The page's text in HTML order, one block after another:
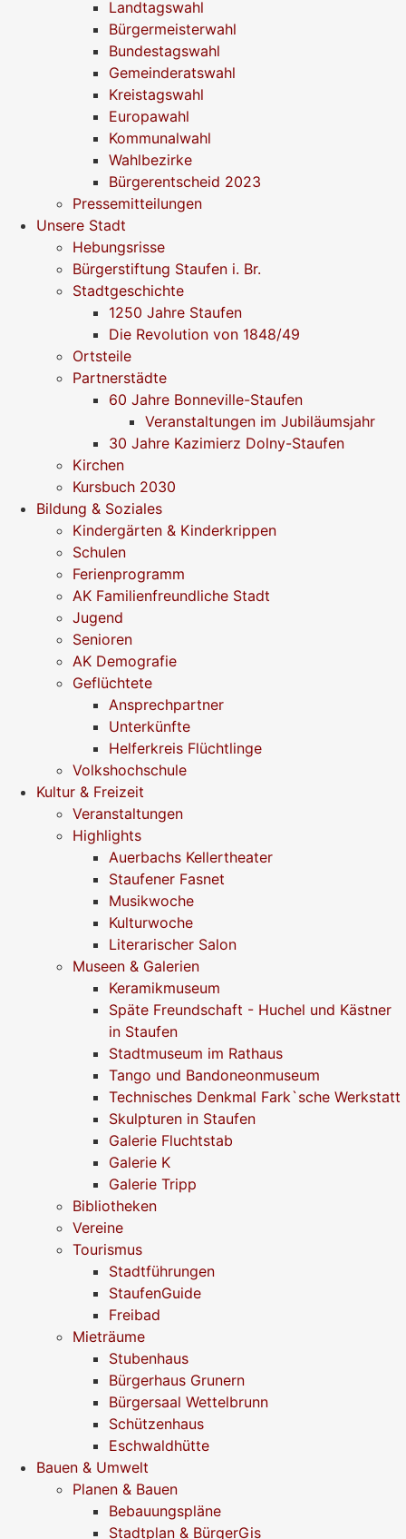
Landtagswahl
Bürgermeisterwahl
Bundestagswahl
Gemeinderatswahl
Kreistagswahl
Europawahl
Kommunalwahl
Wahlbezirke
Bürgerentscheid 2023
Pressemitteilungen
Unsere Stadt
Hebungsrisse
Bürgerstiftung Staufen i. Br.
Stadtgeschichte
1250 Jahre Staufen
Die Revolution von 1848/49
Ortsteile
Partnerstädte
60 Jahre Bonneville-Staufen
Veranstaltungen im Jubiläumsjahr
30 Jahre Kazimierz Dolny-Staufen
Kirchen
Kursbuch 2030
Bildung & Soziales
Kindergärten & Kinderkrippen
Schulen
Ferienprogramm
AK Familienfreundliche Stadt
Jugend
Senioren
AK Demografie
Geflüchtete
Ansprechpartner
Unterkünfte
Helferkreis Flüchtlinge
Volkshochschule
Kultur & Freizeit
Veranstaltungen
Highlights
Auerbachs Kellertheater
Staufener Fasnet
Musikwoche
Kulturwoche
Literarischer Salon
Museen & Galerien
Keramikmuseum
Späte Freundschaft - Huchel und Kästner
in Staufen
Stadtmuseum im Rathaus
Tango und Bandoneonmuseum
Technisches Denkmal Fark`sche Werkstatt
Skulpturen in Staufen
Galerie Fluchtstab
Galerie K
Galerie Tripp
Bibliotheken
Vereine
Tourismus
Stadtführungen
StaufenGuide
Freibad
Mieträume
Stubenhaus
Bürgerhaus Grunern
Bürgersaal Wettelbrunn
Schützenhaus
Eschwaldhütte
Bauen & Umwelt
Planen & Bauen
Bebauungspläne
Stadtplan & BürgerGis